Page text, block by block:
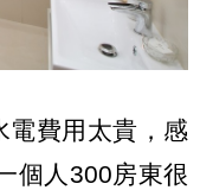
電費用太貴，感
個人300房東很